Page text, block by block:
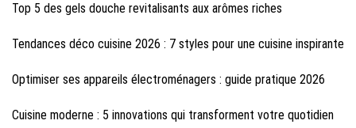
Top 5 des gels douche revitalisants aux arômes riches
Tendances déco cuisine 2026 : 7 styles pour une cuisine inspirante
Optimiser ses appareils électroménagers : guide pratique 2026
Cuisine moderne : 5 innovations qui transforment votre quotidien